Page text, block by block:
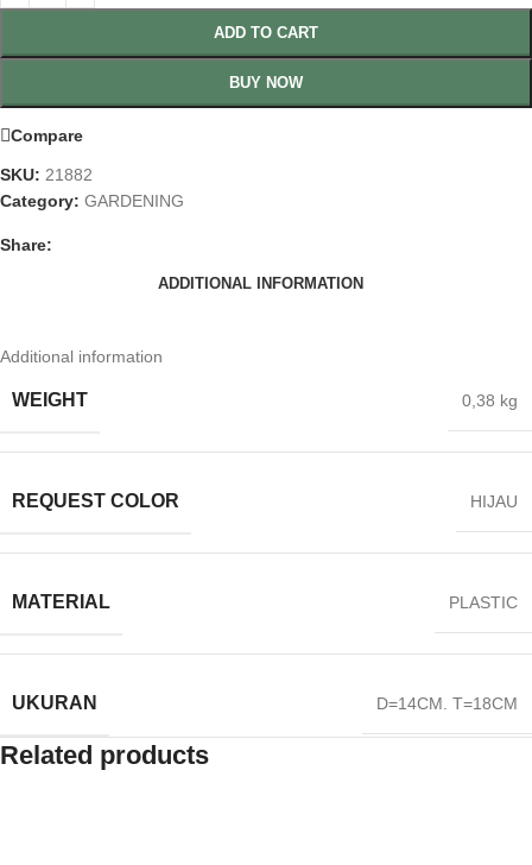
ADD TO CART
BUY NOW
Compare
SKU: 21882
Category: GARDENING
Share:
ADDITIONAL INFORMATION
Additional information
WEIGHT 0,38 kg
REQUEST COLOR HIJAU
MATERIAL PLASTIC
UKURAN D=14CM. T=18CM
Related products